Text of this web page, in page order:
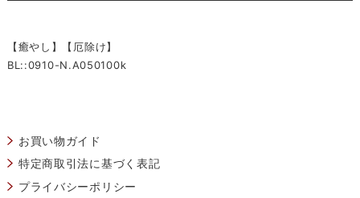
【癒やし】【厄除け】
BL::0910-N.A050100k
お買い物ガイド
特定商取引法に基づく表記
プライバシーポリシー